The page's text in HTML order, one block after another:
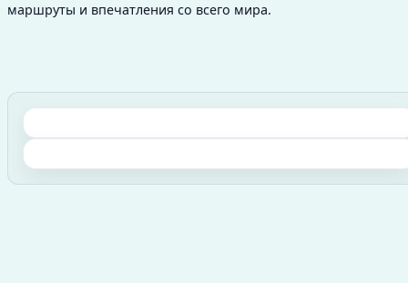
маршруты и впечатления со всего мира.